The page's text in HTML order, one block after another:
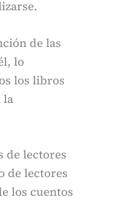
de las
lo
los libros
la
de lectores
de lectores
los cuentos